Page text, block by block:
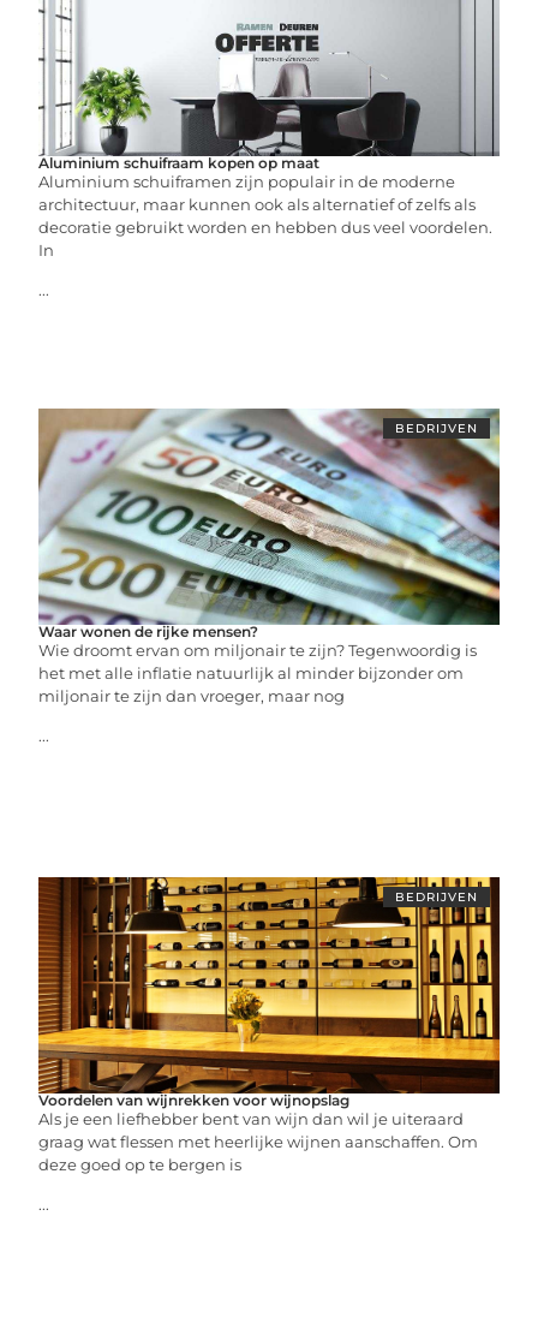
Aluminium schuifraam kopen op maat
Aluminium schuiframen zijn populair in de moderne
architectuur, maar kunnen ook als alternatief of zelfs als
decoratie gebruikt worden en hebben dus veel voordelen.
In
...
BEDRIJVEN
Waar wonen de rijke mensen?
Wie droomt ervan om miljonair te zijn? Tegenwoordig is
het met alle inflatie natuurlijk al minder bijzonder om
miljonair te zijn dan vroeger, maar nog
...
BEDRIJVEN
Voordelen van wijnrekken voor wijnopslag
Als je een liefhebber bent van wijn dan wil je uiteraard
graag wat flessen met heerlijke wijnen aanschaffen. Om
deze goed op te bergen is
...